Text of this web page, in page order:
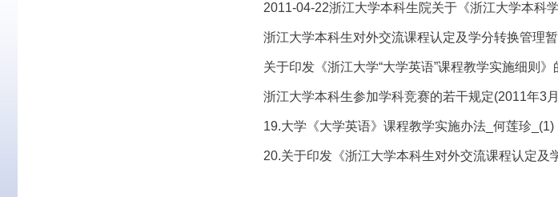
2011-04-22浙江大学本科生院关于《浙江大学本科
浙江大学本科生对外交流课程认定及学分转换管理
关于印发《浙江大学“大学英语”课程教学实施细则》
浙江大学本科生参加学科竞赛的若干规定(2011年3
19.大学《大学英语》课程教学实施办法_何莲珍_(1)
20.关于印发《浙江大学本科生对外交流课程认定及